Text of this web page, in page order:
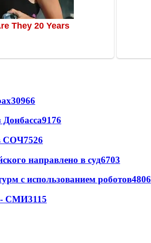
30966
9176
СОЧ7526
направлено в суд6703
с использованием роботов4806
- СМИ3115